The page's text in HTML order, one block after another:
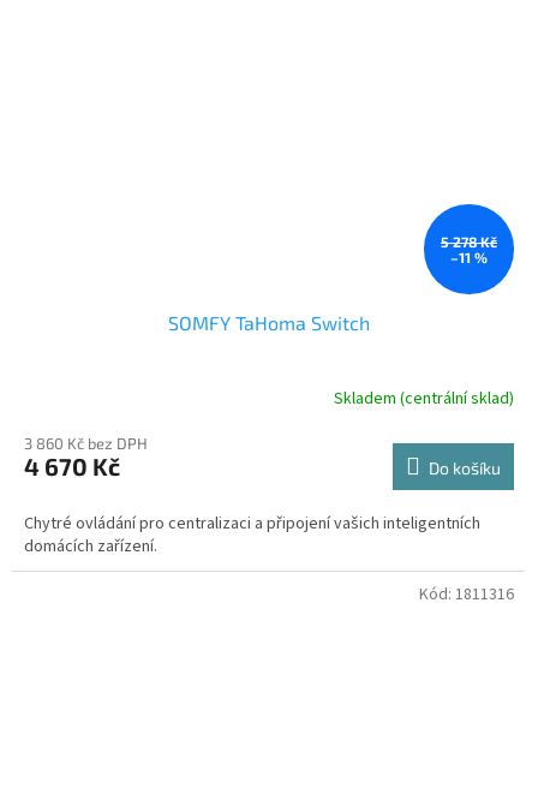
5 278 Kč
–11 %
SOMFY TaHoma Switch
Skladem (centrální sklad)
3 860 Kč bez DPH
4 670 Kč Do košíku
Chytré ovládání pro centralizaci a připojení vašich inteligentních
domácích zařízení.
Kód: 1811316